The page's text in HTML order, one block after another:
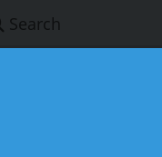
Search